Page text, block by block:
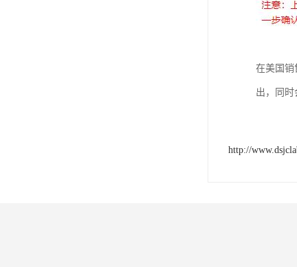
在美国销
出，同时
http://